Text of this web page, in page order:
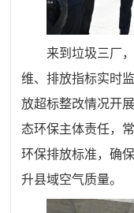
来到垃圾三厂
维、排放指标实时
放超标整改情况开
态环保主体责任，
环保排放标准，确
升县域空气质量。